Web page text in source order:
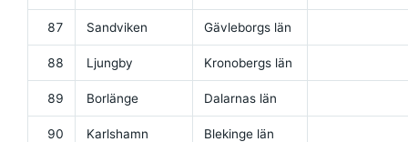
87 Sandviken Gävleborgs län
88 Ljungby Kronobergs län
89 Borlänge Dalarnas län
90 Karlshamn Blekinge län